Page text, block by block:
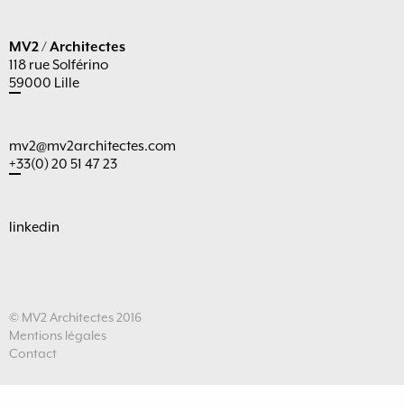
MV2 / Architectes
118 rue Solférino
59000 Lille
mv2@mv2architectes.com
+33(0) 20 51 47 23
linkedin
© MV2 Architectes 2016
Mentions légales
Contact